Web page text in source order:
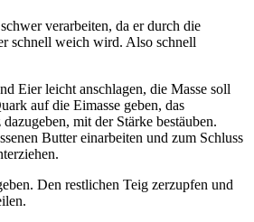
verarbeiten, da er durch die
schnell weich wird. Also schnell
Eier leicht anschlagen, die Masse soll
auf die Eimasse geben, das
mit der Stärke bestäuben.
Butter einarbeiten und zum Schluss
Den restlichen Teig zerzupfen und